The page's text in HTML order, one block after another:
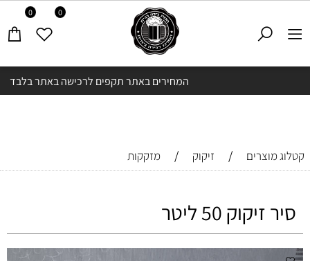
המחירים באתר תקפים לרכישה באתר בלבד
0 0
קטלוג מוצרים / זיקוק / מזקקות
סיר זיקוק 50 ליטר